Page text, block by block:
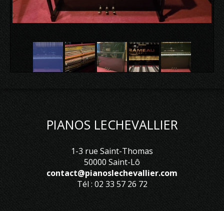
PIANOS LECHEVALLIER
1-3 rue Saint-Thomas
50000 Saint-Lô
contact@pianoslechevallier.com
Tél : 02 33 57 26 72